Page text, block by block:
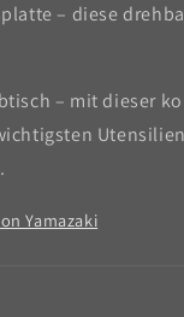
– diese
– mit dieser
Yamazaki